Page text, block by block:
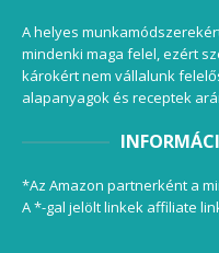
A helyes
mindenki maga felel, ezért
károkért nem vállalunk
alapanyagok és receptek
*Az Amazon partnerként a
A *-gal jelölt linkek affiliate